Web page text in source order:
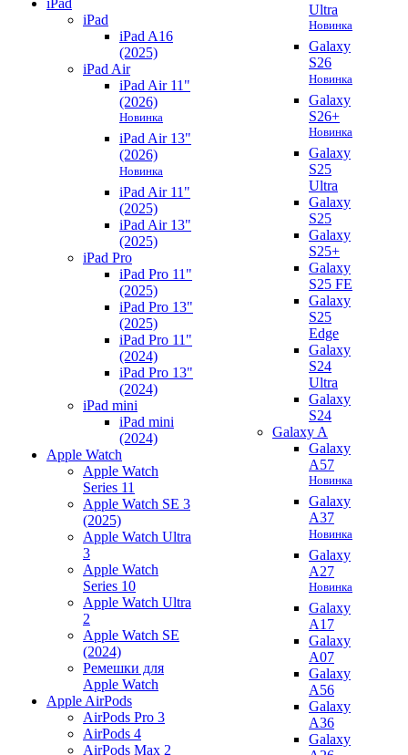
iPad
iPad
iPad A16
(2025)
iPad Air
iPad Air 11"
(2026)
Новинка
iPad Air 13"
(2026)
Новинка
iPad Air 11"
(2025)
iPad Air 13"
(2025)
iPad Pro
iPad Pro 11"
(2025)
iPad Pro 13"
(2025)
iPad Pro 11"
(2024)
iPad Pro 13"
(2024)
iPad mini
iPad mini
(2024)
Apple Watch
Apple Watch
Series 11
Apple Watch SE 3
(2025)
Apple Watch Ultra
3
Apple Watch
Series 10
Apple Watch Ultra
2
Apple Watch SE
(2024)
Ремешки для
Apple Watch
Apple AirPods
AirPods Pro 3
AirPods 4
AirPods Max 2
Ultra
Новинка
Galaxy
S26
Новинка
Galaxy
S26+
Новинка
Galaxy
S25
Ultra
Galaxy
S25
Galaxy
S25+
Galaxy
S25 FE
Galaxy
S25
Edge
Galaxy
S24
Ultra
Galaxy
S24
Galaxy A
Galaxy
A57
Новинка
Galaxy
A37
Новинка
Galaxy
A27
Новинка
Galaxy
A17
Galaxy
A07
Galaxy
A56
Galaxy
A36
Galaxy